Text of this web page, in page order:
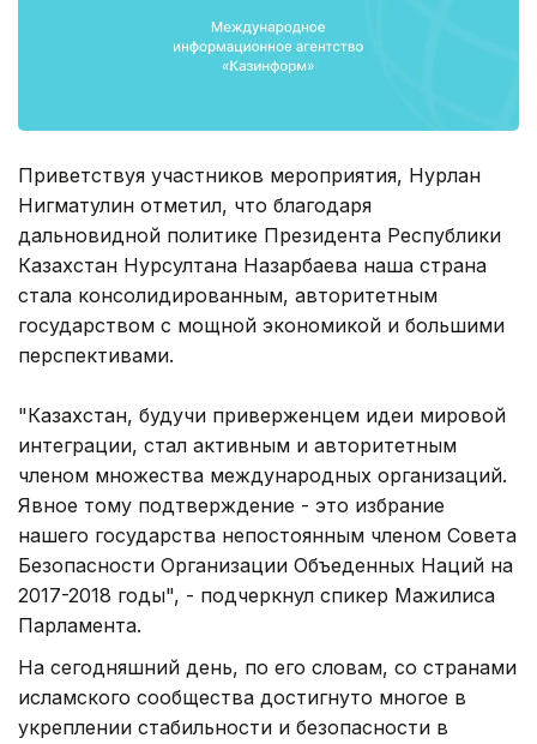
Приветствуя участников мероприятия, Нурлан
Нигматулин отметил, что благодаря
дальновидной политике Президента Республики
Казахстан Нурсултана Назарбаева наша страна
стала консолидированным, авторитетным
государством с мощной экономикой и большими
перспективами.
"Казахстан, будучи приверженцем идеи мировой
интеграции, стал активным и авторитетным
членом множества международных организаций.
Явное тому подтверждение - это избрание
нашего государства непостоянным членом Совета
Безопасности Организации Объеденных Наций на
2017-2018 годы", - подчеркнул спикер Мажилиса
Парламента.
На сегодняшний день, по его словам, со странами
исламского сообщества достигнуто многое в
укреплении стабильности и безопасности в